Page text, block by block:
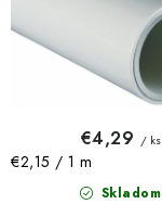
t
u
v
Skladom
€4,29 / ks
Jednotková
€2,15 / 1 m